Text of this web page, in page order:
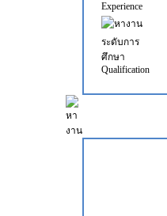
Experience
ระดับการ
ศึกษา
Qualification